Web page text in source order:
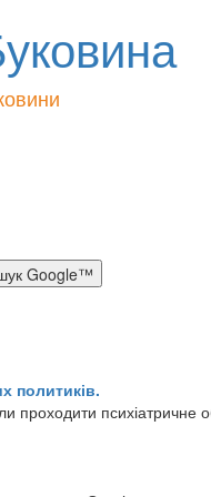
политиків.
проходити психіатричне